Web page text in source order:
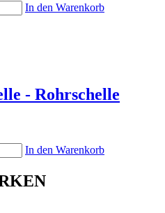
In den Warenkorb
- Rohrschelle
In den Warenkorb